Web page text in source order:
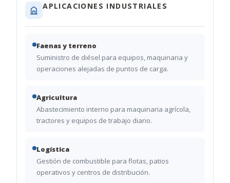
APLICACIONES INDUSTRIALES
Faenas y terreno
Suministro de diésel para equipos, maquinaria y
operaciones alejadas de puntos de carga.
Agricultura
Abastecimiento interno para maquinaria agrícola,
tractores y equipos de trabajo diario.
Logística
Gestión de combustible para flotas, patios
operativos y centros de distribución.